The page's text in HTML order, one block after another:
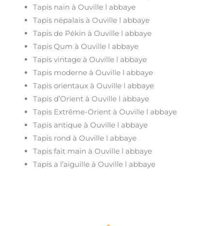
Tapis nain à Ouville l abbaye
Tapis népalais à Ouville l abbaye
Tapis de Pékin à Ouville l abbaye
Tapis Qum à Ouville l abbaye
Tapis vintage à Ouville l abbaye
Tapis moderne à Ouville l abbaye
Tapis orientaux à Ouville l abbaye
Tapis d’Orient à Ouville l abbaye
Tapis Extrême-Orient à Ouville l abbaye
Tapis antique à Ouville l abbaye
Tapis rond à Ouville l abbaye
Tapis fait main à Ouville l abbaye
Tapis a l’aiguille à Ouville l abbaye